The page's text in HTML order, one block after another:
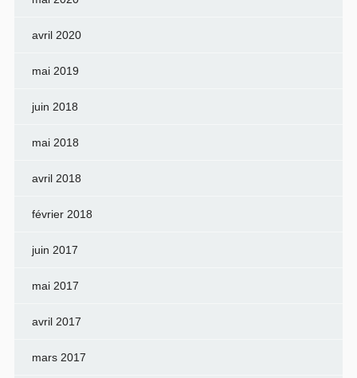
avril 2020
mai 2019
juin 2018
mai 2018
avril 2018
février 2018
juin 2017
mai 2017
avril 2017
mars 2017